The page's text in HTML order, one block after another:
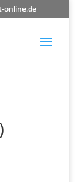
online.de